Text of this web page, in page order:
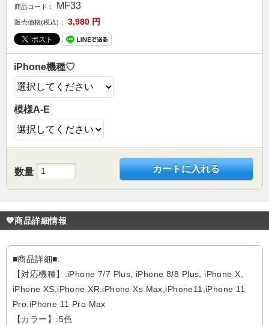
Instagram: kumacasestore
Twitter: kumacasestore
E-mail: kumacasestore@gmail.com
Line ID: kumacase
商品コード： MF33
販売価格(税込)： 3,980 円
iPhone機種♡
模様A-E
数量 カートに入れる
💖商品詳細情報
■商品詳細■:
【対応機種】:iPhone 7/7 Plus, iPhone 8/8 Plus, iPhone X,
iPhone XS,iPhone XR,iPhone Xs Max,iPhone11,iPhone 11
Pro,iPhone 11 Pro Max
【カラー】:5色